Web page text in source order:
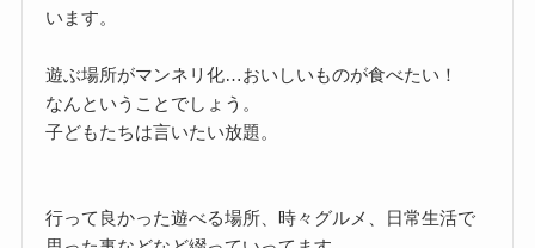
います。
遊ぶ場所がマンネリ化…おいしいものが食べたい！
なんということでしょう。
子どもたちは言いたい放題。
行って良かった遊べる場所、時々グルメ、日常生活で